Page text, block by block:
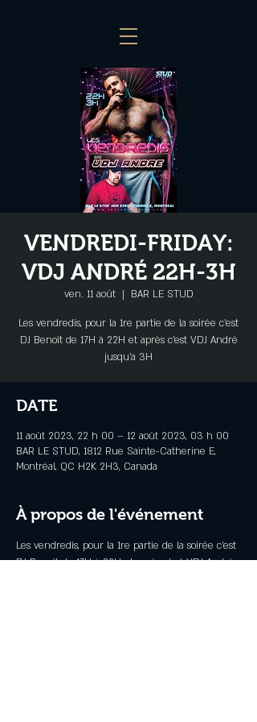
VENDREDI-FRIDAY:
VDJ ANDRÉ 22H-3H
ven. 11 août
  |
BAR LE STUD
Les vendredis, pour la 1re partie de la soirée c'est
DJ Benoît de 17H à 22H et après c'est VDJ André
jusqu'a 3H
DATE
11 août 2023, 22 h 00 – 12 août 2023, 03 h 00
BAR LE STUD, 1812 Rue Sainte-Catherine E,
Montréal, QC H2K 2H3, Canada
À propos de l'événement
Les vendredis, pour la 1re partie de la soirée c'est
DJ Benoît de 17H à 22H et après c'est VDJ André